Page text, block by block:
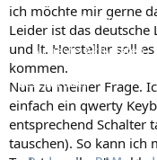
Neue Beiträge
Neueste Aktivitäten
Leserartikel
Regeln
ich möchte mir gerne
Leider ist das
und lt. Hersteller soll
kommen.
Nun zu meiner Frage.
einfach ein qwerty
entsprechend Schalter
tauschen). So kann ich